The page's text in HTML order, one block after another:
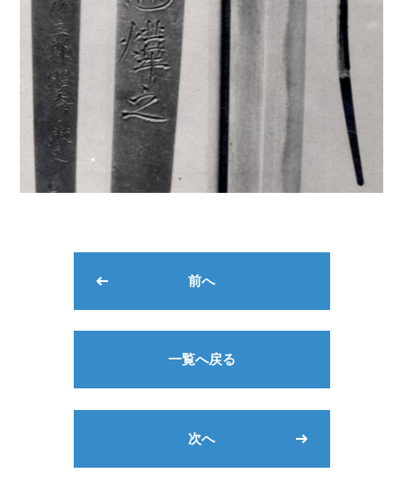
前へ
一覧へ戻る
次へ